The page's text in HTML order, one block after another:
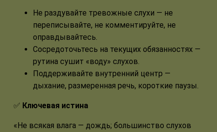
Не раздувайте тревожные слухи — не
переписывайте, не комментируйте, не
оправдывайтесь.
Сосредоточьтесь на текущих обязанностях —
рутина сушит «воду» слухов.
Поддерживайте внутренний центр —
дыхание, размеренная речь, короткие паузы.
✅ Ключевая истина
«Не всякая влага — дождь; большинство слухов